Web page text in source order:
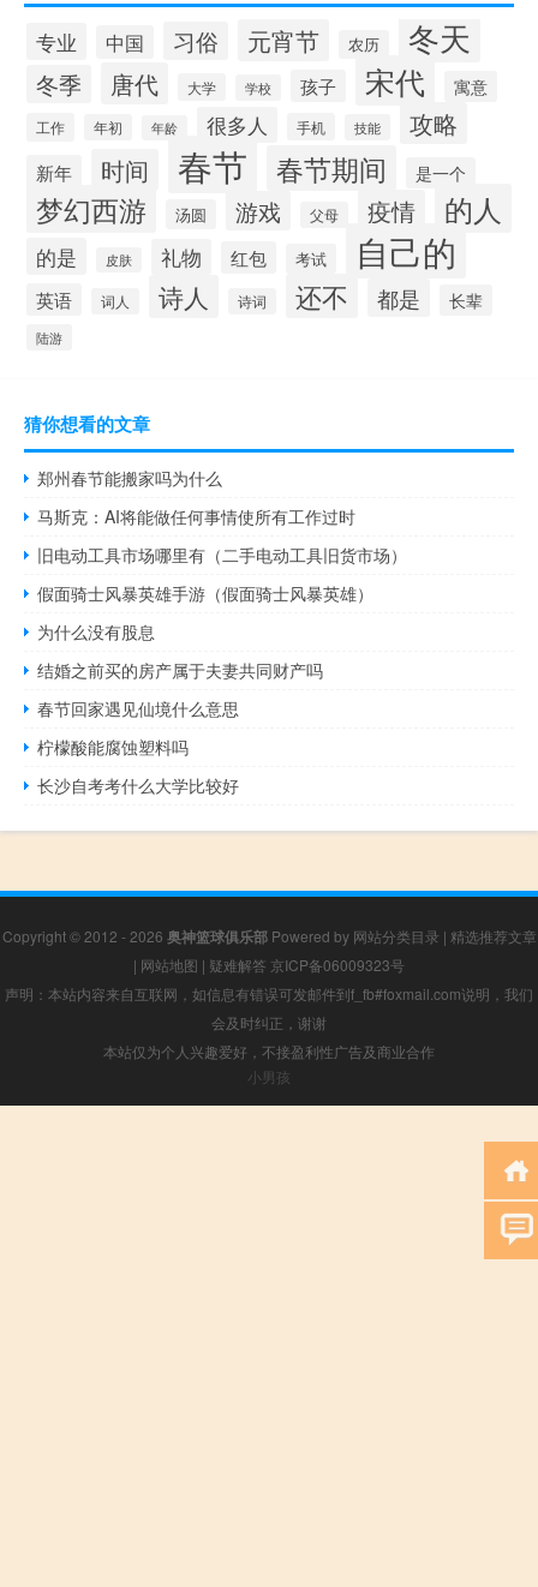
专业 中国 习俗 元宵节 农历 冬天
冬季 唐代 大学 学校 孩子 宋代 寓意
工作 年初 年龄 很多人 手机 技能 攻略
新年 时间 春节 春节期间 是一个
梦幻西游 汤圆 游戏 父母 疫情 的人
的是 皮肤 礼物 红包 考试 自己的
英语 词人 诗人 诗词 还不 都是 长辈
陆游
猜你想看的文章
郑州春节能搬家吗为什么
马斯克：AI将能做任何事情使所有工作过时
旧电动工具市场哪里有（二手电动工具旧货市场）
假面骑士风暴英雄手游（假面骑士风暴英雄）
为什么没有股息
结婚之前买的房产属于夫妻共同财产吗
春节回家遇见仙境什么意思
柠檬酸能腐蚀塑料吗
长沙自考考什么大学比较好
Copyright © 2012 - 2026 奥神篮球俱乐部Powered by 网站分类目录 | 精选推荐文章
| 网站地图 | 疑难解答 京ICP备06009323号
声明：本站内容来自互联网，如信息有错误可发邮件到f_fb#foxmail.com说明，我们
会及时纠正，谢谢
本站仅为个人兴趣爱好，不接盈利性广告及商业合作
小男孩